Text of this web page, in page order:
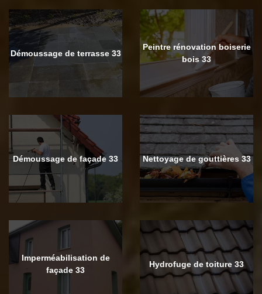
Démoussage de terrasse 33
Peintre rénovation boiserie
bois 33
Démoussage de façade 33 Nettoyage de gouttières 33
Imperméabilisation de
façade 33
Hydrofuge de toiture 33